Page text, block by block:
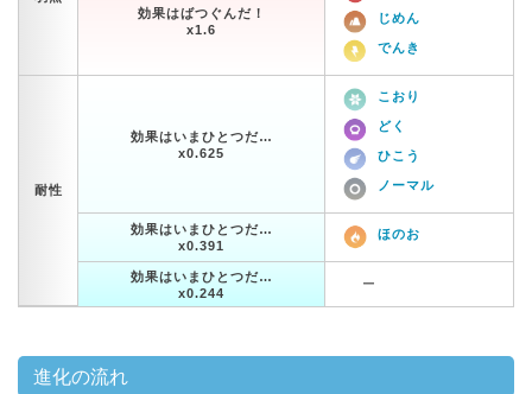
効果はばつぐんだ！
x1.6
じめん
でんき
耐性
効果はいまひとつだ…
x0.625
こおり
どく
ひこう
ノーマル
効果はいまひとつだ…
x0.391
ほのお
効果はいまひとつだ…
x0.244
ー
進化の流れ